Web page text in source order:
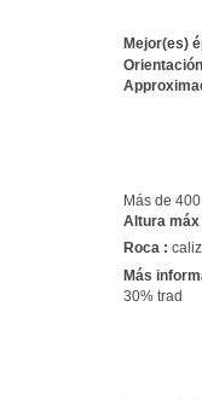
Mejor(es)
Más de
Altura máx
Roca :
Más
30% trad